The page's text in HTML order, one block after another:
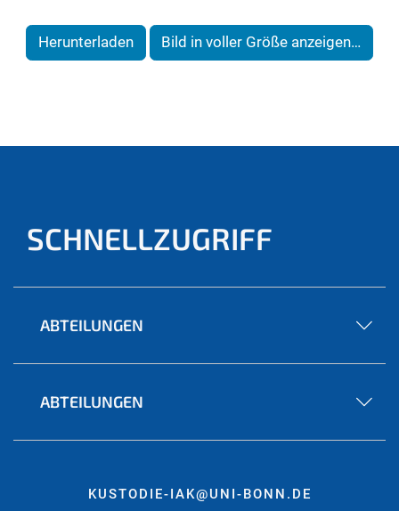
Herunterladen Bild in voller Größe anzeigen…
SCHNELLZUGRIFF
ABTEILUNGEN
ABTEILUNGEN
KUSTODIE-IAK@UNI-BONN.DE